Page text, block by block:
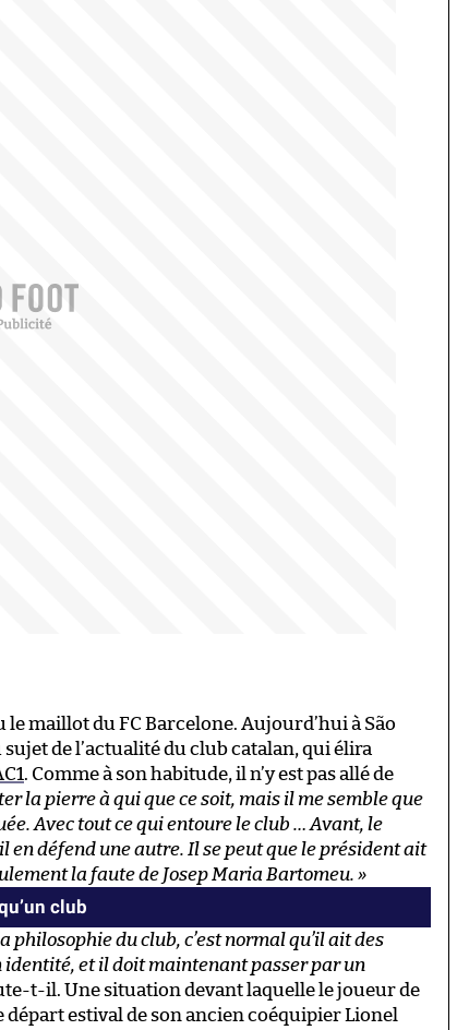
maillot du FC Barcelone. Aujourd’hui à São
de l’actualité du club catalan, qui élira
. Comme à son habitude, il n’y est pas allé de
la pierre à qui que ce soit, mais il me semble que
Avec tout ce qui entoure le club … Avant, le
défend une autre. Il se peut que le président ait
la faute de Josep Maria Bartomeu. »
club
philosophie du club, c’est normal qu’il ait des
identité, et il doit maintenant passer par un
t-il. Une situation devant laquelle le joueur de
départ estival de son ancien coéquipier Lionel